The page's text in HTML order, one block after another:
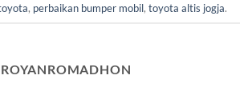
, perbaikan bumper mobil, toyota altis jogja.
ROYANROMADHON